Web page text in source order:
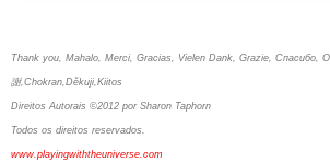
Thank you, Mahalo, Merci, Gracias, Vielen Dank, Grazie, Спасибо,
謝,Chokran,Děkuji,Kiitos
Direitos Autorais ©2012 por Sharon Taphorn
Todos os direitos reservados.
www.playingwiththeuniverse.com